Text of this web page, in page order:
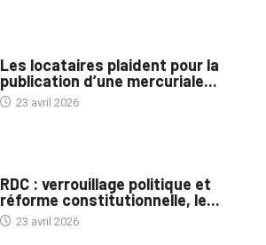
Les locataires plaident pour la
publication d’une mercuriale...
23 avril 2026
RDC : verrouillage politique et
réforme constitutionnelle, le...
23 avril 2026